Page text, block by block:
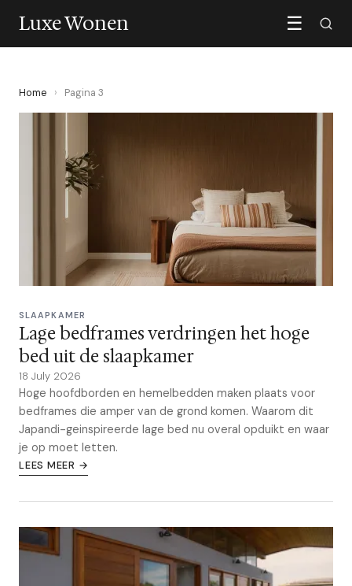
Luxe Wonen ☰
Home › Pagina 3
SLAAPKAMER
Lage bedframes verdringen het hoge
bed uit de slaapkamer
18 July 2026
Hoge hoofdborden en hemelbedden maken plaats voor
bedframes die amper van de grond komen. Waarom dit
Japandi-geinspireerde lage bed nu overal opduikt en waar
je op moet letten.
LEES MEER →